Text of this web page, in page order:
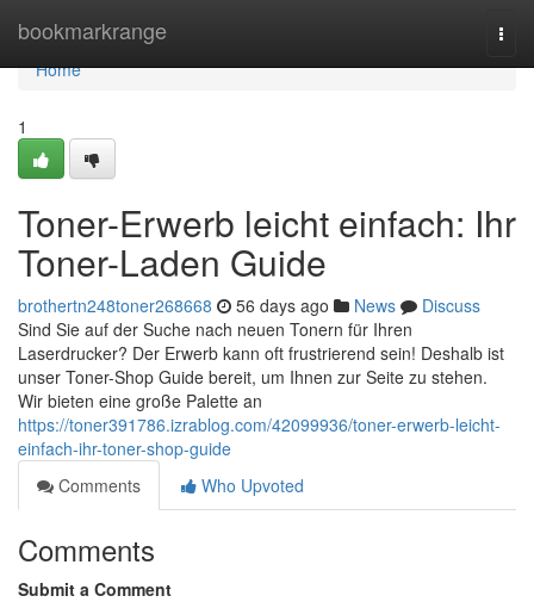
bookmarkrange
Home
Home
1
Toner-Erwerb leicht einfach: Ihr
Toner-Laden Guide
brothertn248toner268668 56 days ago News
Discuss
Sind Sie auf der Suche nach neuen Tonern für Ihren
Laserdrucker? Der Erwerb kann oft frustrierend sein! Deshalb ist
unser Toner-Shop Guide bereit, um Ihnen zur Seite zu stehen.
Wir bieten eine große Palette an
https://toner391786.izrablog.com/42099936/toner-erwerb-leicht-
einfach-ihr-toner-shop-guide
Comments
Who Upvoted
Comments
Submit a Comment